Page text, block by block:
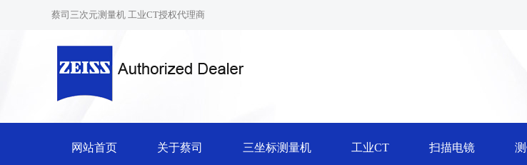
蔡司三次元测量机 工业CT授权代理商
网站首页 关于蔡司 三坐标测量机 工业CT 扫描电镜